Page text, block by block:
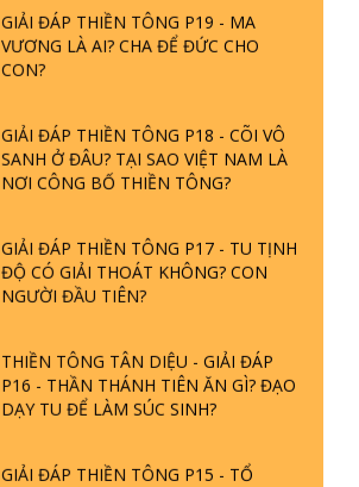
GIẢI ĐÁP THIỀN TÔNG P19 - MA
VƯƠNG LÀ AI? CHA ĐỂ ĐỨC CHO
CON?
GIẢI ĐÁP THIỀN TÔNG P18 - CÕI VÔ
SANH Ở ĐÂU? TẠI SAO VIỆT NAM LÀ
NƠI CÔNG BỐ THIỀN TÔNG?
GIẢI ĐÁP THIỀN TÔNG P17 - TU TỊNH
ĐỘ CÓ GIẢI THOÁT KHÔNG? CON
NGƯỜI ĐẦU TIÊN?
THIỀN TÔNG TÂN DIỆU - GIẢI ĐÁP
P16 - THẦN THÁNH TIÊN ĂN GÌ? ĐẠO
DẠY TU ĐỂ LÀM SÚC SINH?
GIẢI ĐÁP THIỀN TÔNG P15 - TỔ